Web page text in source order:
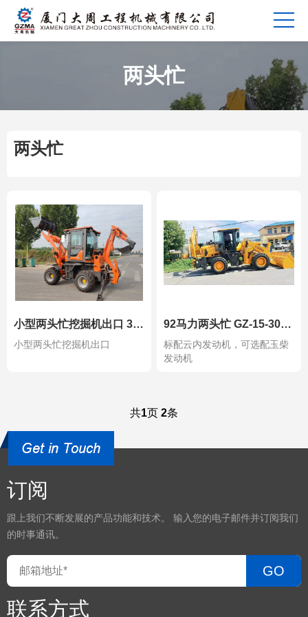
两头忙
两头忙
小型两头忙挖掘机出口 37kw 品牌 GZMA 型号GZ08-12
小型两头忙挖掘机出口
92马力两头忙 GZ-15-30-GZMA
标配云内发动机，可选配玉柴
发动机
共1页 2条
订阅
跟上我们不断发展的产品功能和技术。 输入您的电子邮件并订阅我们
的时事通讯。
GO
联系方式